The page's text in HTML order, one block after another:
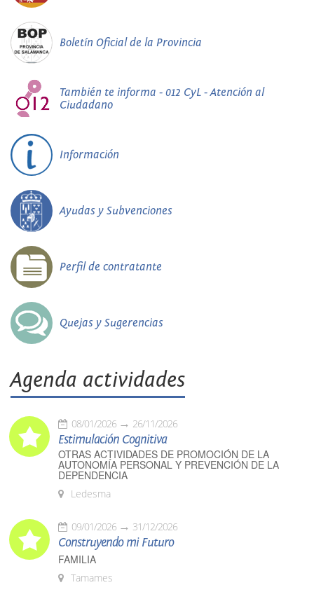
Boletín Oficial de la Provincia
También te informa - 012 CyL - Atención al
Ciudadano
Información
Ayudas y Subvenciones
Perfil de contratante
Quejas y Sugerencias
Agenda actividades
08/01/2026 26/11/2026
Estimulación Cognitiva
OTRAS ACTIVIDADES DE PROMOCIÓN DE LA
AUTONOMÍA PERSONAL Y PREVENCIÓN DE LA
DEPENDENCIA
Ledesma
09/01/2026 31/12/2026
Construyendo mi Futuro
FAMILIA
Tamames